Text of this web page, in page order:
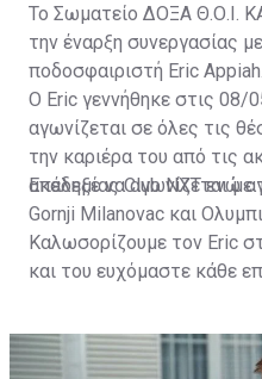
Το Σωματείο ΔΟΞΑ Θ.Ο.Ι.
την έναρξη συνεργασίας
ποδοσφαιριστή Eric Appiah.
Ο Eric γεννήθηκε στις 08/
αγωνίζεται σε όλες τις
την καριέρα του από τις
ακαδημίας Club NXT ενώ
Gornji Milanovac και
Επέλεξε να αγωνίζεται με
Καλωσορίζουμε τον Eric
και του ευχόμαστε κάθε